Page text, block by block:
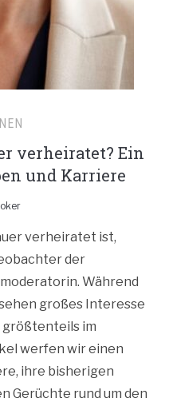
verheiratet? Ein
und Karriere
verheiratet ist,
der
Während
großes Interesse
im
werfen wir einen
ihre bisherigen
Gerüchte rund um den